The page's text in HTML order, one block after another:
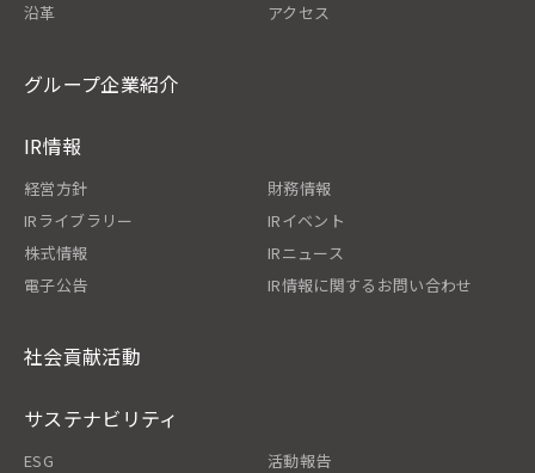
沿革
アクセス
グループ企業紹介
IR情報
経営方針
財務情報
IRライブラリー
IRイベント
株式情報
IRニュース
電子公告
IR情報に関するお問い合わせ
社会貢献活動
サステナビリティ
ESG 活動報告